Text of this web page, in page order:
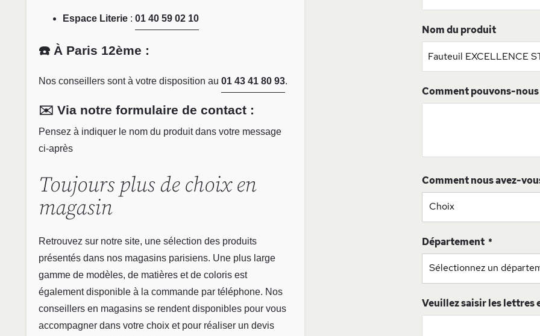
Espace Literie : 01 40 59 02 10
☎️ À Paris 12ème :
Nos conseillers sont à votre disposition au 01 43 41 80 93.
✉️ Via notre formulaire de contact :
Pensez à indiquer le nom du produit dans votre message
ci-après
Toujours plus de choix en
magasin
Retrouvez sur notre site, une sélection des produits
présentés dans nos magasins parisiens. Une plus large
gamme de modèles, de matières et de coloris est
également disponible à la commande par téléphone. Nos
conseillers en magasins se rendent disponibles pour vous
accompagner dans votre choix et pour réaliser un devis
Nom du produit
Comment pouvons-nous
Comment nous avez-
Département
Veuillez saisir les lettres